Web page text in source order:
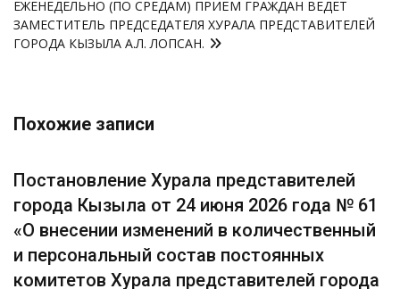
ЕЖЕНЕДЕЛЬНО (ПО СРЕДАМ) ПРИЁМ ГРАЖДАН ВЕДЕТ
ЗАМЕСТИТЕЛЬ ПРЕДСЕДАТЕЛЯ ХУРАЛА ПРЕДСТАВИТЕЛЕЙ
ГОРОДА КЫЗЫЛА А.Л. ЛОПСАН.
Похожие записи
Постановление Хурала представителей
города Кызыла от 24 июня 2026 года № 61
«О внесении изменений в количественный
и персональный состав постоянных
комитетов Хурала представителей города